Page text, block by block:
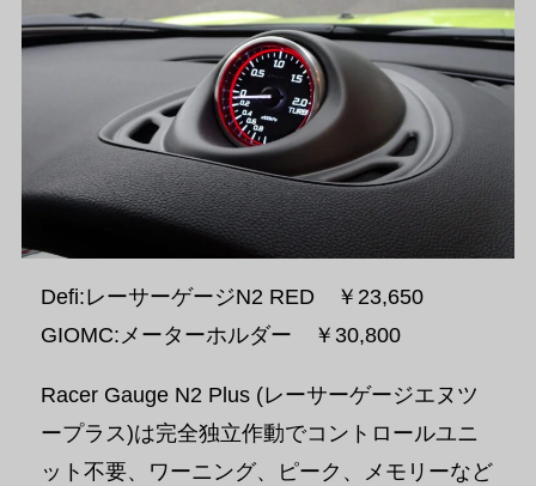
Defi:レーサーゲージN2 RED ￥23,650
GIOMC:メーターホルダー ￥30,800
Racer Gauge N2 Plus (レーサーゲージエヌツ
ープラス)は完全独立作動でコントロールユニ
ット不要、ワーニング、ピーク、メモリーなど